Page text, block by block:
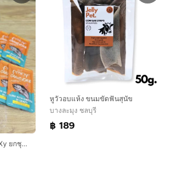
ขายอาหารเปียกแมว ProXy ยกชุด 23 ซอง 🐱น้องแมวที่บ้านไม่ทาน เลยขอส่งต่อค่ะ✨ มีทั้งหมด* 💜 ProXy Broths Creamy (กล่องม่วง) 12 ซอง* 🧡💚 ProXy Carnivore Tuna with
หูวัวอบแห้ง ขนมขัดฟันสุนัข
บางละมุง ชลบุรี
฿ 189